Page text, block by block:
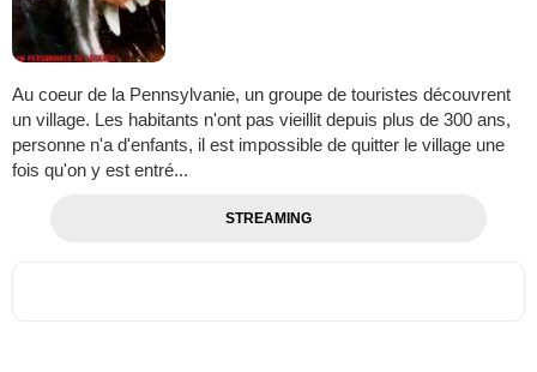
Au coeur de la Pennsylvanie, un groupe de touristes découvrent
un village. Les habitants n'ont pas vieillit depuis plus de 300 ans,
personne n'a d'enfants, il est impossible de quitter le village une
fois qu'on y est entré...
STREAMING